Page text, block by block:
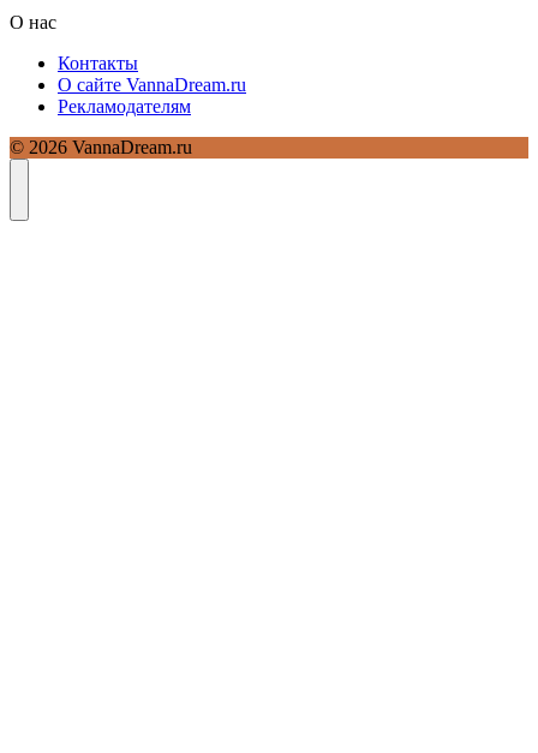
О нас
Контакты
О сайте VannaDream.ru
Рекламодателям
© 2026 VannaDream.ru